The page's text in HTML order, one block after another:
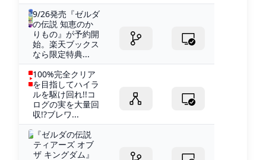
9/26発売『ゼルダ
の伝説 知恵のか
りもの』が予約開
始。楽天ブックス
なら限定特典...
100%完全クリア
を目指してハイラ
ルを駆け回れ!!コ
ログの実を大量回
収!?ブレワ...
『ゼルダの伝説
ティアーズ オブ
ザ キングダム』